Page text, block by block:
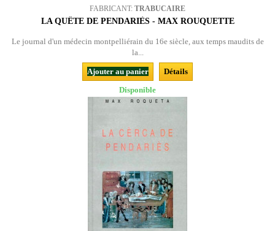
FABRICANT: TRABUCAIRE
LA QUÊTE DE PENDARIÈS - MAX ROUQUETTE
Le journal d'un médecin montpelliérain du 16e siècle, aux temps maudits de
la...
Ajouter au panier
Détails
Disponible